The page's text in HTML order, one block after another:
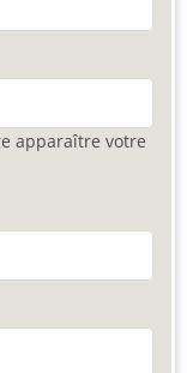
apparaître votre